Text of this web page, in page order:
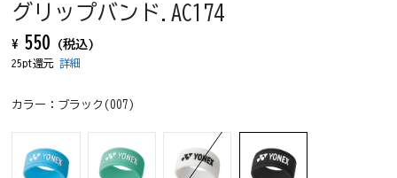
グリップバンド.AC174
¥ 550 (税込)
25pt還元詳細
カラー： ブラック(007)